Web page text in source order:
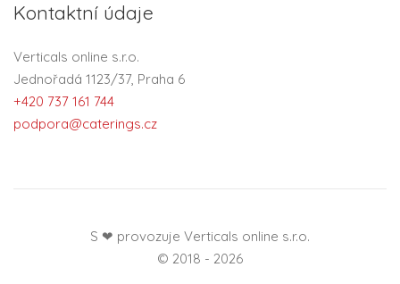
Kontaktní údaje
Verticals online s.r.o.
Jednořadá 1123/37, Praha 6
+420 737 161 744
podpora@caterings.cz
S ❤ provozuje Verticals online s.r.o.
© 2018 - 2026